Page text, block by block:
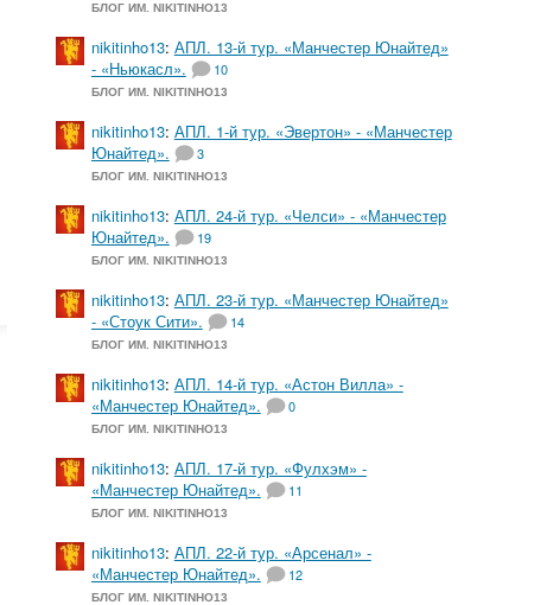
БЛОГ ИМ. NIKITINHO13
nikitinho13: АПЛ. 13-й тур. «Манчестер Юнайтед»
- «Ньюкасл».
10
БЛОГ ИМ. NIKITINHO13
nikitinho13: АПЛ. 1-й тур. «Эвертон» - «Манчестер
Юнайтед».
3
БЛОГ ИМ. NIKITINHO13
nikitinho13: АПЛ. 24-й тур. «Челси» - «Манчестер
Юнайтед».
19
БЛОГ ИМ. NIKITINHO13
nikitinho13: АПЛ. 23-й тур. «Манчестер Юнайтед»
- «Стоук Сити».
14
БЛОГ ИМ. NIKITINHO13
nikitinho13: АПЛ. 14-й тур. «Астон Вилла» -
«Манчестер Юнайтед».
0
БЛОГ ИМ. NIKITINHO13
nikitinho13: АПЛ. 17-й тур. «Фулхэм» -
«Манчестер Юнайтед».
11
БЛОГ ИМ. NIKITINHO13
nikitinho13: АПЛ. 22-й тур. «Арсенал» -
«Манчестер Юнайтед».
12
БЛОГ ИМ. NIKITINHO13